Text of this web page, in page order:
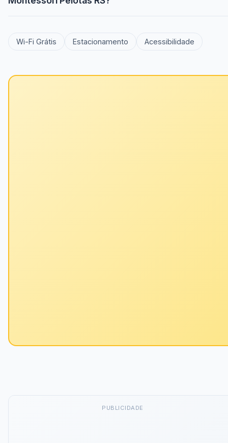
Wi-Fi Grátis Estacionamento Acessibilidade
PUBLICIDADE